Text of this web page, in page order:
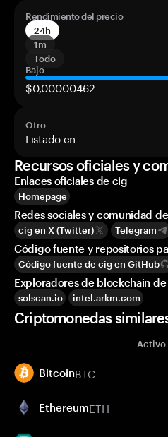
Rendimiento del precio
24h
1m
Todo
Bajo
$0,00000462
Otro
Listado en
Recursos oficiales y
Enlaces oficiales de cig
Homepage
Redes sociales y comunidad
cig en X (Twitter) Telegram
Código fuente y repositorios
Código fuente de cig en GitHub
Exploradores de blockchain
solscan.io intel.arkm.com
Criptomonedas
Activo
BitcoinBTC
EthereumETH